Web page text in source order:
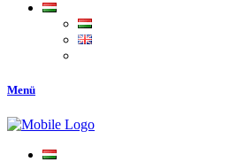
Menü